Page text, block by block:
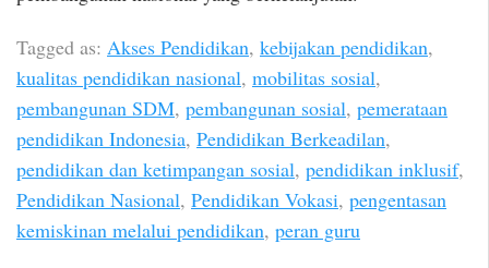
Tagged as: Akses Pendidikan, kebijakan pendidikan,
kualitas pendidikan nasional, mobilitas sosial,
pembangunan SDM, pembangunan sosial, pemerataan
pendidikan Indonesia, Pendidikan Berkeadilan,
pendidikan dan ketimpangan sosial, pendidikan inklusif,
Pendidikan Nasional, Pendidikan Vokasi, pengentasan
kemiskinan melalui pendidikan, peran guru